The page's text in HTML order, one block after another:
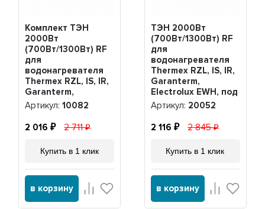
Комплект ТЭН
2000Вт
(700Вт/1300Вт) RF
для
водонагревателя
Thermex RZL, IS, IR,
Garanterm,
Electrolux EWH,
нерж. + анод +
прокладка, 10082
Артикул:10082
2 016 2 711
Купить в 1 клик
в корзину
ТЭН 2000Вт
(700Вт/1300Вт) RF
для
водонагревателя
Thermex RZL, IS, IR,
Garanterm,
Electrolux EWH, под
анод М4, 20052
Артикул: 20052
2 116 2 845
Купить в 1 клик
в корзину